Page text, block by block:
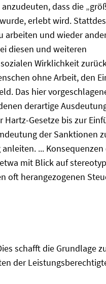
dass die
erlebt wird.
arbeiten und wieder
diesen und weiteren
Wirklichkeit
ohne Arbeit, den
Das hier
derartige
Gesetze bis zur
der Sanktionen
... Konsequenzen
mit Blick auf
oft herangezogenen
schafft die Grundlage
der